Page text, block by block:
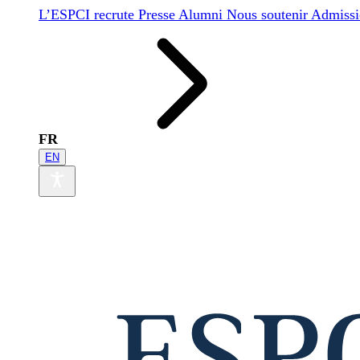
L’ESPCI recrute Presse Alumni Nous soutenir
FR
EN